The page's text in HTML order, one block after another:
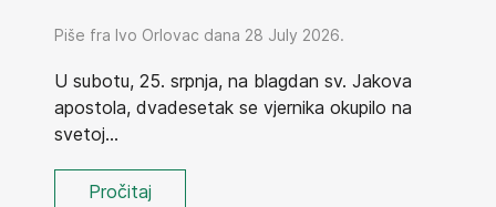
Piše fra Ivo Orlovac dana 28 July 2026.
U subotu, 25. srpnja, na blagdan sv. Jakova
apostola, dvadesetak se vjernika okupilo na
svetoj...
Pročitaj